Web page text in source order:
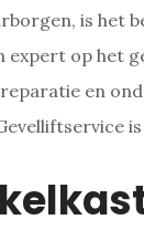
is het
expert op het
en